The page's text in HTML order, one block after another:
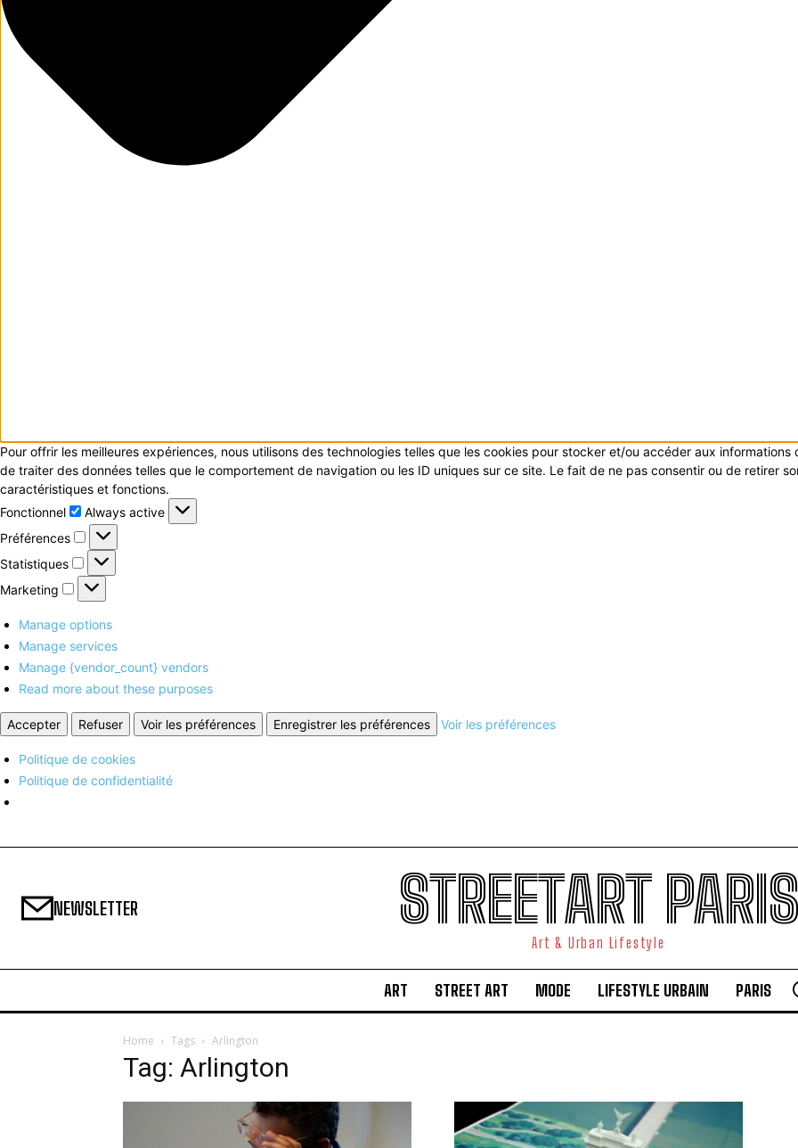
Pour offrir les meilleures expériences, nous utilisons des technologies telles que les cookies pour stocker et/ou accéder aux
de traiter des données telles que le comportement de navigation ou les ID uniques sur ce site. Le fait de ne pas consentir ou de retirer
caractéristiques et fonctions.
Fonctionnel
Fonctionnel
Always active
Préférences
Préférences
Statistiques
Statistiques
Marketing
Marketing
Manage options
Manage services
Manage {vendor_count} vendors
Read more about these purposes
Accepter Refuser Voir les préférences Enregistrer les préférences Voir les préférences
Politique de cookies
Politique de confidentialité
NEWSLETTER STREETART PARIS
Art & Urban Lifestyle
ART STREET ART MODE LIFESTYLE URBAIN PARIS
Home Tags Arlington
Tag: Arlington